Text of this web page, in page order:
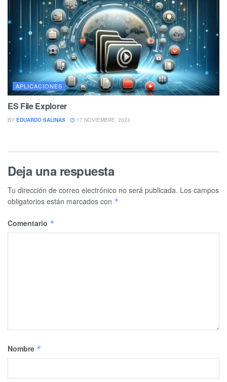
APLICACIONES
ES File Explorer
BY EDUARDO SALINAS 17 NOVIEMBRE, 2023
Deja una respuesta
Tu dirección de correo electrónico no será publicada. Los campos
obligatorios están marcados con *
Comentario *
Nombre *